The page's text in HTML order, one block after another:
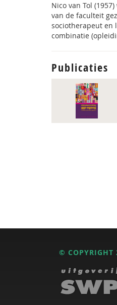
Nico van Tol
van de faculteit
sociotherapeut en
combinatie
Publicaties
© COPYRIGHT